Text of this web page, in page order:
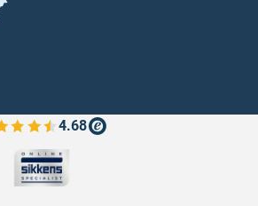
4.68
de verfplaza beoordelingen